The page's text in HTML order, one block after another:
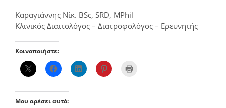
Καραγιάννης Νίκ. BSc, SRD, MPhil
Κλινικός Διαιτολόγος – Διατροφολόγος – Ερευνητής
Κοινοποιήστε:
Μου αρέσει αυτό: